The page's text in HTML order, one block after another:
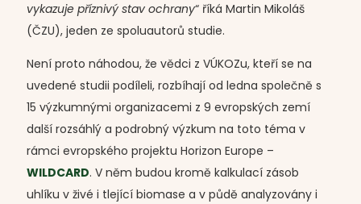
vykazuje příznivý stav ochrany“ říká Martin Mikoláš
(ČZU), jeden ze spoluautorů studie.
Není proto náhodou, že vědci z VÚKOZu, kteří se na
uvedené studii podíleli, rozbíhají od ledna společně s
15 výzkumnými organizacemi z 9 evropských zemí
další rozsáhlý a podrobný výzkum na toto téma v
rámci evropského projektu Horizon Europe –
WILDCARD. V něm budou kromě kalkulací zásob
uhlíku v živé i tlející biomase a v půdě analyzovány i